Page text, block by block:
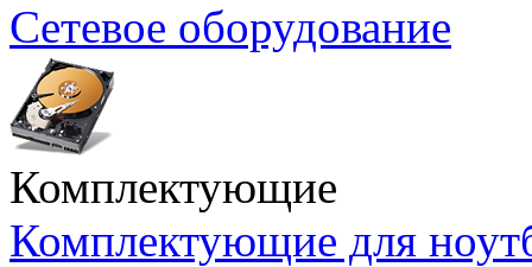
Сетевое оборудование
Комплектующие
Комплектующие для